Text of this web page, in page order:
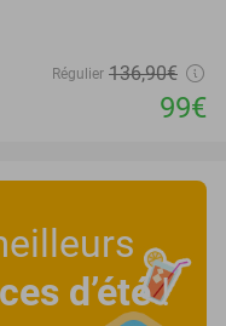
Régulier 136,90€
99€
d’été!